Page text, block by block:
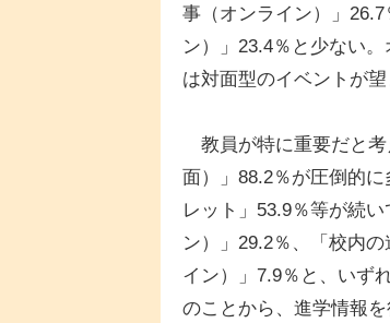
事（オンライン）」
ン）」23.4％と少ない
は対面型のイベントが
教員が特に重要だと考
面）」88.2％が圧倒的
レット」53.9％等が続
ン）」29.2％、「校内
イン）」7.9％と、いず
のことから、進学情報